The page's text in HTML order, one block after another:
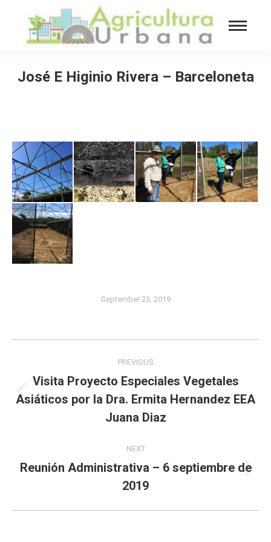
José E Higinio Rivera – Barceloneta
September 23, 2019
navigation
PREVIOUS
Previous
album:
Visita Proyecto Especiales Vegetales
Asiáticos por la Dra. Ermita Hernandez EEA
Juana Diaz
NEXT
Next
album:
Reunión Administrativa – 6 septiembre de
2019